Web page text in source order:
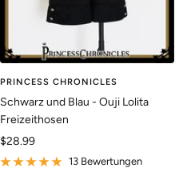
PRINCESS CHRONICLES
Schwarz und Blau - Ouji Lolita
Freizeithosen
Angebotspreis
$28.99
13 Bewertungen